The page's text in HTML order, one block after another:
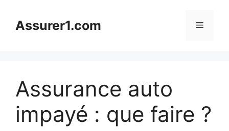
contenuAssurer1.com Menu
Assurance auto
impayé : que faire ?